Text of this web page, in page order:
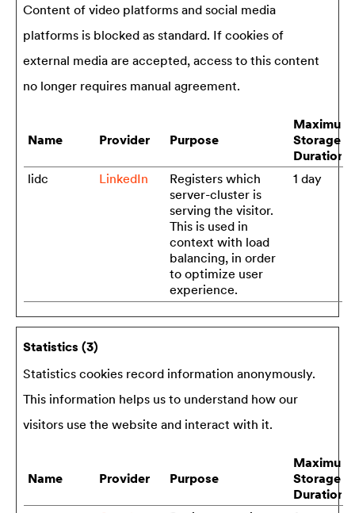
Content of video platforms and social media
platforms is blocked as standard. If cookies of
external media are accepted, access to this content
no longer requires manual agreement.
Name Provider Purpose
Maximum
Storage
Duration
lidc
LinkedIn
Registers which
server-cluster is
serving the visitor.
This is used in
context with load
balancing, in order
to optimize user
experience.
1 day
Statistics (3)
Statistics cookies record information anonymously.
This information helps us to understand how our
visitors use the website and interact with it.
Name Provider Purpose
Maximum
Storage
Duration